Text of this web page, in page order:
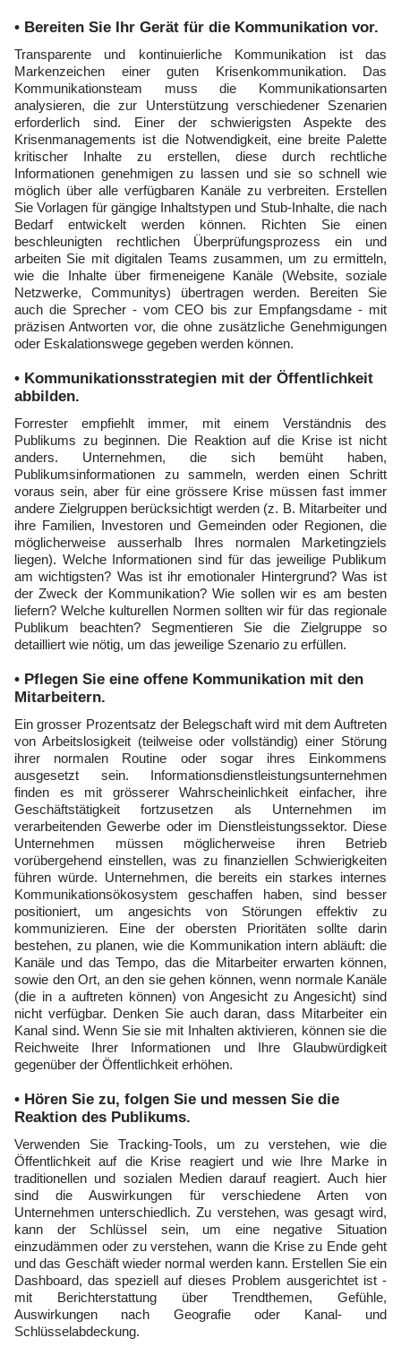
• Bereiten Sie Ihr Gerät für die Kommunikation vor.
Transparente und kontinuierliche Kommunikation ist das
Markenzeichen einer guten Krisenkommunikation. Das
Kommunikationsteam muss die Kommunikationsarten
analysieren, die zur Unterstützung verschiedener Szenarien
erforderlich sind. Einer der schwierigsten Aspekte des
Krisenmanagements ist die Notwendigkeit, eine breite Palette
kritischer Inhalte zu erstellen, diese durch rechtliche
Informationen genehmigen zu lassen und sie so schnell wie
möglich über alle verfügbaren Kanäle zu verbreiten. Erstellen
Sie Vorlagen für gängige Inhaltstypen und Stub-Inhalte, die nach
Bedarf entwickelt werden können. Richten Sie einen
beschleunigten rechtlichen Überprüfungsprozess ein und
arbeiten Sie mit digitalen Teams zusammen, um zu ermitteln,
wie die Inhalte über firmeneigene Kanäle (Website, soziale
Netzwerke, Communitys) übertragen werden. Bereiten Sie
auch die Sprecher - vom CEO bis zur Empfangsdame - mit
präzisen Antworten vor, die ohne zusätzliche Genehmigungen
oder Eskalationswege gegeben werden können.
• Kommunikationsstrategien mit der Öffentlichkeit
abbilden.
Forrester empfiehlt immer, mit einem Verständnis des
Publikums zu beginnen. Die Reaktion auf die Krise ist nicht
anders. Unternehmen, die sich bemüht haben,
Publikumsinformationen zu sammeln, werden einen Schritt
voraus sein, aber für eine grössere Krise müssen fast immer
andere Zielgruppen berücksichtigt werden (z. B. Mitarbeiter und
ihre Familien, Investoren und Gemeinden oder Regionen, die
möglicherweise ausserhalb Ihres normalen Marketingziels
liegen). Welche Informationen sind für das jeweilige Publikum
am wichtigsten? Was ist ihr emotionaler Hintergrund? Was ist
der Zweck der Kommunikation? Wie sollen wir es am besten
liefern? Welche kulturellen Normen sollten wir für das regionale
Publikum beachten? Segmentieren Sie die Zielgruppe so
detailliert wie nötig, um das jeweilige Szenario zu erfüllen.
• Pflegen Sie eine offene Kommunikation mit den
Mitarbeitern.
Ein grosser Prozentsatz der Belegschaft wird mit dem Auftreten
von Arbeitslosigkeit (teilweise oder vollständig) einer Störung
ihrer normalen Routine oder sogar ihres Einkommens
ausgesetzt sein. Informationsdienstleistungsunternehmen
finden es mit grösserer Wahrscheinlichkeit einfacher, ihre
Geschäftstätigkeit fortzusetzen als Unternehmen im
verarbeitenden Gewerbe oder im Dienstleistungssektor. Diese
Unternehmen müssen möglicherweise ihren Betrieb
vorübergehend einstellen, was zu finanziellen Schwierigkeiten
führen würde. Unternehmen, die bereits ein starkes internes
Kommunikationsökosystem geschaffen haben, sind besser
positioniert, um angesichts von Störungen effektiv zu
kommunizieren. Eine der obersten Prioritäten sollte darin
bestehen, zu planen, wie die Kommunikation intern abläuft: die
Kanäle und das Tempo, das die Mitarbeiter erwarten können,
sowie den Ort, an den sie gehen können, wenn normale Kanäle
(die in a auftreten können) von Angesicht zu Angesicht) sind
nicht verfügbar. Denken Sie auch daran, dass Mitarbeiter ein
Kanal sind. Wenn Sie sie mit Inhalten aktivieren, können sie die
Reichweite Ihrer Informationen und Ihre Glaubwürdigkeit
gegenüber der Öffentlichkeit erhöhen.
• Hören Sie zu, folgen Sie und messen Sie die
Reaktion des Publikums.
Verwenden Sie Tracking-Tools, um zu verstehen, wie die
Öffentlichkeit auf die Krise reagiert und wie Ihre Marke in
traditionellen und sozialen Medien darauf reagiert. Auch hier
sind die Auswirkungen für verschiedene Arten von
Unternehmen unterschiedlich. Zu verstehen, was gesagt wird,
kann der Schlüssel sein, um eine negative Situation
einzudämmen oder zu verstehen, wann die Krise zu Ende geht
und das Geschäft wieder normal werden kann. Erstellen Sie ein
Dashboard, das speziell auf dieses Problem ausgerichtet ist -
mit Berichterstattung über Trendthemen, Gefühle,
Auswirkungen nach Geografie oder Kanal- und
Schlüsselabdeckung.